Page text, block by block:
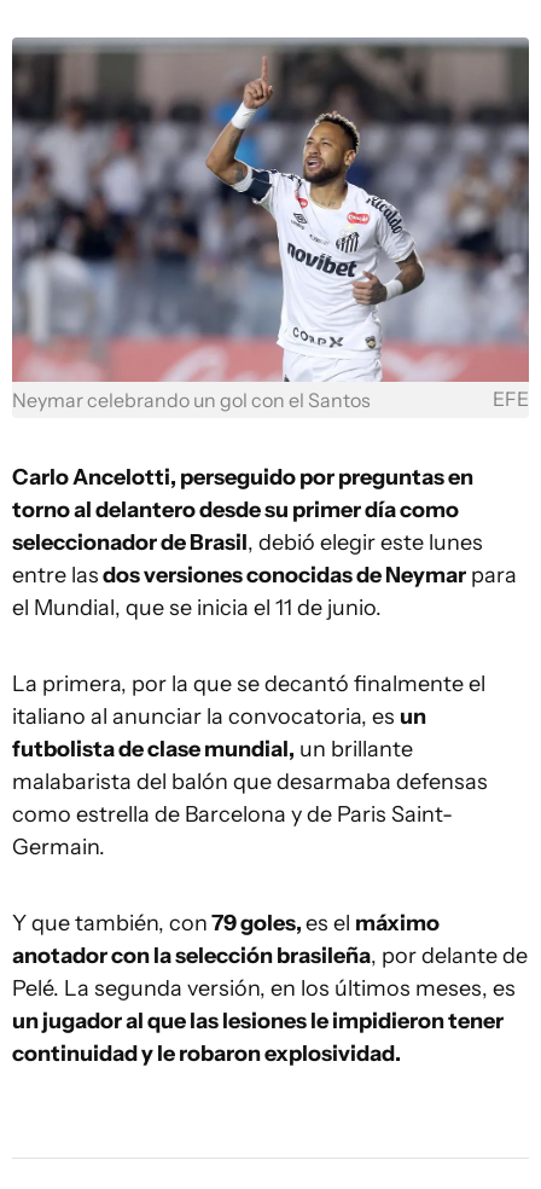
Neymar celebrando un gol con el Santos EFE
Carlo Ancelotti, perseguido por preguntas en
torno al delantero desde su primer día como
seleccionador de Brasil, debió elegir este lunes
entre lasdos versiones conocidas de Neymar para
el Mundial, que se inicia el 11 de junio.
La primera, por la que se decantó finalmente el
italiano al anunciar la convocatoria, es un
futbolista de clase mundial, un brillante
malabarista del balón que desarmaba defensas
como estrella de Barcelona y de Paris Saint-
Germain.
Y que también, con79 goles,es el máximo
anotador con la selección brasileña, por delante de
Pelé. La segunda versión, en los últimos meses, es
un jugador al que las lesiones le impidieron tener
continuidad y le robaron explosividad.